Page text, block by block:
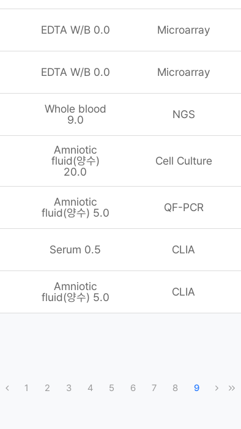
EDTA W/B 0.0 Microarray
EDTA W/B 0.0 Microarray
Whole blood
9.0
NGS
Amniotic
fluid(양수)
20.0
Cell Culture
Amniotic
fluid(양수) 5.0
QF-PCR
Serum 0.5 CLIA
Amniotic
fluid(양수) 5.0
CLIA
1 2 3 4 5 6 7 8 9